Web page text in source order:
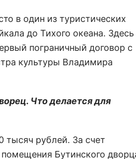
в один из туристических
до Тихого океана. Здесь
пограничный договор с
культуры Владимира
Что делается для
тысяч рублей. За счет
Бутинского